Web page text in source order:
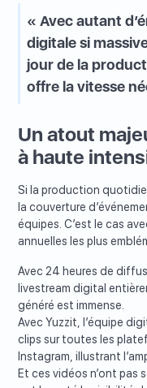
« Avec autant
digitale si
jour de la
offre la vitesse
Un atout
à haute
Si la production
la couverture
équipes. C’est le cas
annuelles les plus
Avec 24 heures de
livestream digital
généré est immense.
Avec Yuzzit, l’équipe
clips sur toutes les
Instagram, illustrant
Et ces vidéos n’ont pas